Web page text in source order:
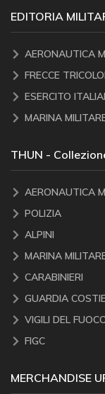
EDITORIA
AERONAUTICA
FRECCE
ESERCITO
MARINA
THUN -
AERONAUTICA
POLIZIA
ALPINI
MARINA
CARABINIERI
GUARDIA
VIGILI DEL
FIGC
MERCHANDISE